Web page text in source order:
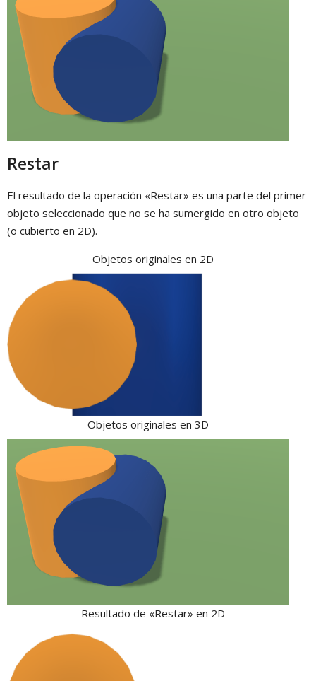
Restar
El resultado de la operación «Restar» es una parte del primer
objeto seleccionado que no se ha sumergido en otro objeto
(o cubierto en 2D).
Objetos originales en 2D
Objetos originales en 3D
Resultado de «Restar» en 2D